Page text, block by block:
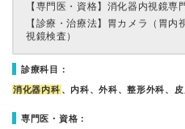
【専門医・資格】 消化器内視鏡専
【診療・治療法】 胃カメラ（胃内
視鏡検査）
診療科目：
消化器内科 、内科、外科、整形外科、
専門医・資格：